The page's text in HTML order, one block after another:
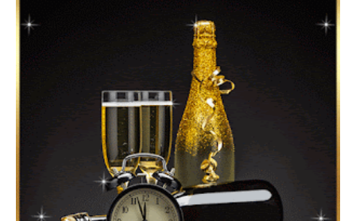
➤ 100+ Los Mejores Memes de Año Nuevo 2024 ㋡
Frases, Gifs Divertidos y Graciosos para Compartir